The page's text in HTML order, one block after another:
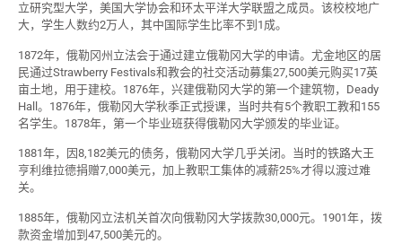
立研究型大学，美国大学协会和环太平洋大学联盟之成员。该校校地广
大，学生人数约2万人，其中国际学生比率不到1成。
1872年，俄勒冈州立法会于通过建立俄勒冈大学的申请。尤金地区的居
民通过Strawberry Festivals和教会的社交活动募集27,500美元购买17英
亩土地，用于建校。1876年，兴建俄勒冈大学的第一个建筑物，Deady
Hall。1876年，俄勒冈大学秋季正式授课，当时共有5个教职工教和155
名学生。1878年，第一个毕业班获得俄勒冈大学颁发的毕业证。
1881年，因8,182美元的债务，俄勒冈大学几乎关闭。当时的铁路大王
亨利维拉德捐赠7,000美元，加上教职工集体的减薪25%才得以渡过难
关。
1885年，俄勒冈立法机关首次向俄勒冈大学拨款30,000元。1901年，拨
款资金增加到47,500美元的。